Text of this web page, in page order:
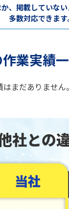
、掲載していな
多数対応できます
業実績
まだありません。
社との